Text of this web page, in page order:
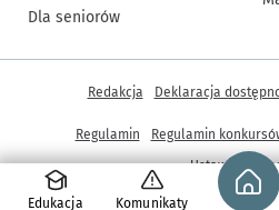
Edukacja Komunikaty
Dla seniorów
Inne informacje
Redakcja Deklaracja
Regulamin Regulamin
Ustawienia